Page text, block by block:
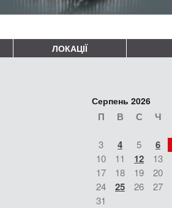
ЛОКАЦІЇ
Серпень 2026
П В С Ч
3 4 5 6
10
11 12 13
17
18 19 20
24
25 26 27
31